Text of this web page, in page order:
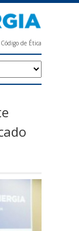
Código de Ética